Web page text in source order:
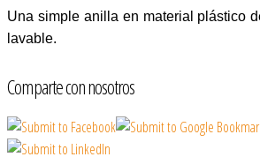
Una simple anilla en material plástico
lavable.
Comparte con nosotros